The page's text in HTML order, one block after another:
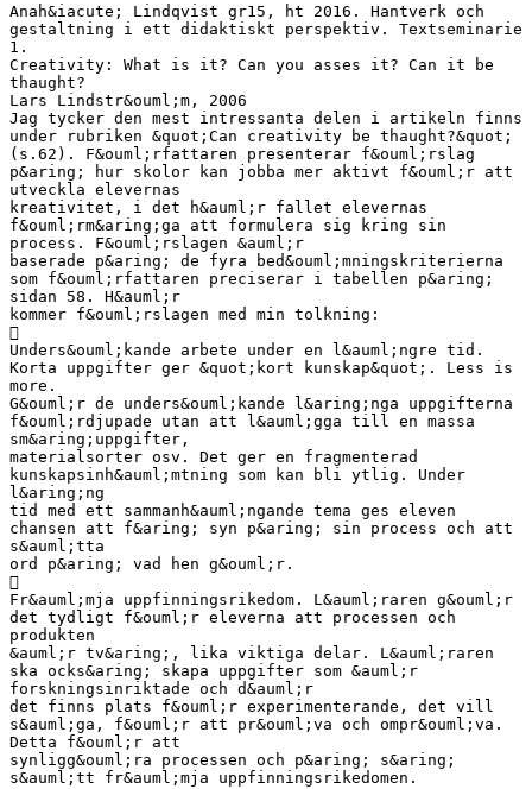
Anah&iacute; Lindqvist gr15, ht 2016. Hantverk och
gestaltning i ett didaktiskt perspektiv. Textseminarie
1.
Creativity: What is it? Can you asses it? Can it be
thaught?
Lars Lindstr&ouml;m, 2006
Jag tycker den mest intressanta delen i artikeln finns
under rubriken &quot;Can creativity be thaught?&quot;
(s.62). F&ouml;rfattaren presenterar f&ouml;rslag
p&aring; hur skolor kan jobba mer aktivt f&ouml;r att
utveckla elevernas
kreativitet, i det h&auml;r fallet elevernas
f&ouml;rm&aring;ga att formulera sig kring sin
process. F&ouml;rslagen &auml;r
baserade p&aring; de fyra bed&ouml;mningskriterierna
som f&ouml;rfattaren preciserar i tabellen p&aring;
sidan 58. H&auml;r
kommer f&ouml;rslagen med min tolkning:

Unders&ouml;kande arbete under en l&auml;ngre tid.
Korta uppgifter ger &quot;kort kunskap&quot;. Less is
more.
G&ouml;r de unders&ouml;kande l&aring;nga uppgifterna
f&ouml;rdjupade utan att l&auml;gga till en massa
sm&aring;uppgifter,
materialsorter osv. Det ger en fragmenterad
kunskapsinh&auml;mtning som kan bli ytlig. Under
l&aring;ng
tid med ett sammanh&auml;ngande tema ges eleven
chansen att f&aring; syn p&aring; sin process och att
s&auml;tta
ord p&aring; vad hen g&ouml;r.

Fr&auml;mja uppfinningsrikedom. L&auml;raren g&ouml;r
det tydligt f&ouml;r eleverna att processen och
produkten
&auml;r tv&aring;, lika viktiga delar. L&auml;raren
ska ocks&aring; skapa uppgifter som &auml;r
forskningsinriktade och d&auml;r
det finns plats f&ouml;r experimenterande, det vill
s&auml;ga, f&ouml;r att pr&ouml;va och ompr&ouml;va.
Detta f&ouml;r att
synligg&ouml;ra processen och p&aring; s&aring;
s&auml;tt fr&auml;mja uppfinningsrikedomen.